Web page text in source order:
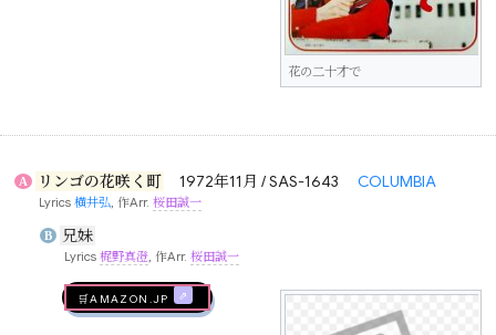
花の二十才で
A リンゴの花咲く町 1972年11月 / SAS-1643 COLUMBIA
Lyrics横井弘, 作Arr.桜田誠一
B 兄妹
Lyrics 梶野真澄, 作Arr. 桜田誠一
🛒AMAZON.jp